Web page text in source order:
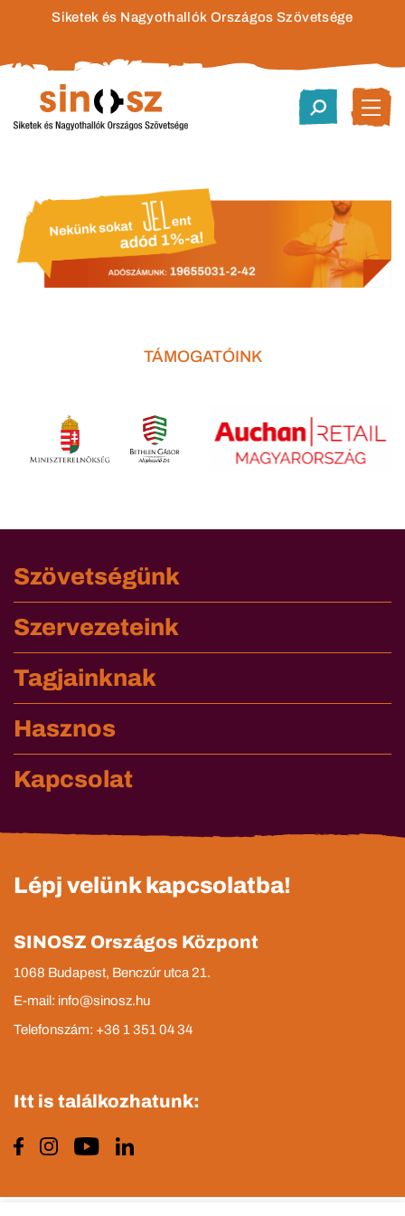
Siketek és Nagyothallók Országos Szövetsége
TÁMOGATÓINK
Szövetségünk
Szervezeteink
Tagjainknak
Hasznos
Kapcsolat
Lépj velünk kapcsolatba!
SINOSZ Országos Központ
1068 Budapest, Benczúr utca 21.
E-mail: info@sinosz.hu
Telefonszám: +36 1 351 04 34
Itt is találkozhatunk: